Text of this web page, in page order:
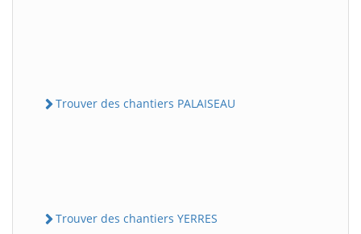
Trouver des chantiers PALAISEAU
Trouver des chantiers YERRES